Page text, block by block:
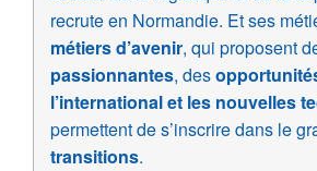
recrute en Normandie. Et ses
métiers d’avenir, qui proposent
passionnantes, des
l’international et les nouvelles
permettent de s’inscrire dans le
transitions.